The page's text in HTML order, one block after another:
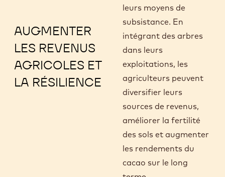
AUGMENTER
LES REVENUS
AGRICOLES ET
LA RÉSILIENCE
leurs moyens de
subsistance. En
intégrant des arbres
dans leurs
exploitations, les
agriculteurs peuvent
diversifier leurs
sources de revenus,
améliorer la fertilité
des sols et augmenter
les rendements du
cacao sur le long